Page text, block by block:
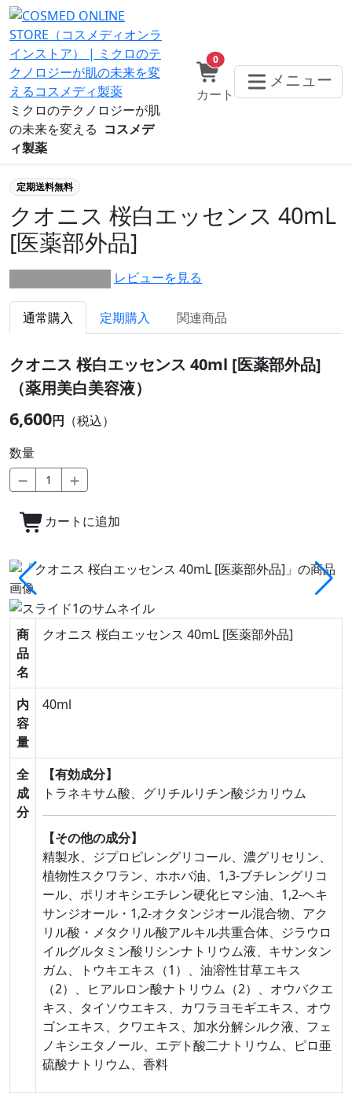
ミクロのテクノロジーが肌
の未来を変える コスメデ
ィ製薬
0
カート
メニュー
定期送料無料
クオニス 桜白エッセンス 40mL
[医薬部外品]
レビューを見る
通常購入 定期購入 関連商品
クオニス 桜白エッセンス 40ml [医薬部外品]
（薬用美白美容液）
6,600円 （税込）
数量
カートに追加
商
品
名
クオニス 桜白エッセンス 40mL [医薬部外品]
内
容
量
40ml
全
成
分
【有効成分】
トラネキサム酸、グリチルリチン酸ジカリウム
【その他の成分】
精製水、ジプロピレングリコール、濃グリセリン、
植物性スクワラン、ホホバ油、1,3-ブチレングリコ
ール、ポリオキシエチレン硬化ヒマシ油、1,2-ヘキ
サンジオール・1,2-オクタンジオール混合物、アク
リル酸・メタクリル酸アルキル共重合体、ジラウロ
イルグルタミン酸リシンナトリウム液、キサンタン
ガム、トウキエキス（1）、油溶性甘草エキス
（2）、ヒアルロン酸ナトリウム（2）、オウバクエ
キス、タイソウエキス、カワラヨモギエキス、オウ
ゴンエキス、クワエキス、加水分解シルク液、フェ
ノキシエタノール、エデト酸二ナトリウム、ピロ亜
硫酸ナトリウム、香料